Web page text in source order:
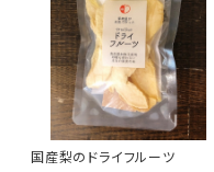
国産梨のドライフルーツ